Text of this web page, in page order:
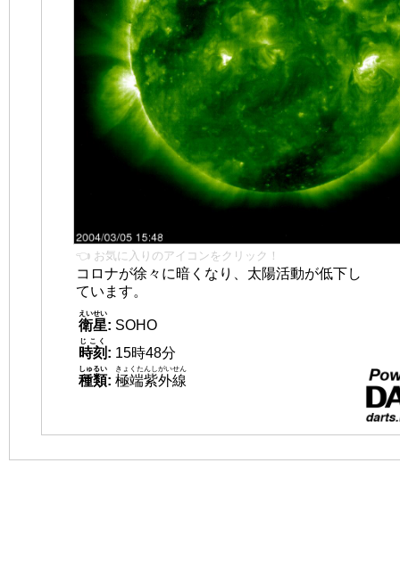
👈 お気に入りのアイコンをクリック！
コロナが徐々に暗くなり、太陽活動が低下し
ています。
衛星
えいせい
: SOHO
時刻
じこく
: 15時48分
種類
しゅるい
: 極端紫外線
きょくたんしがいせん